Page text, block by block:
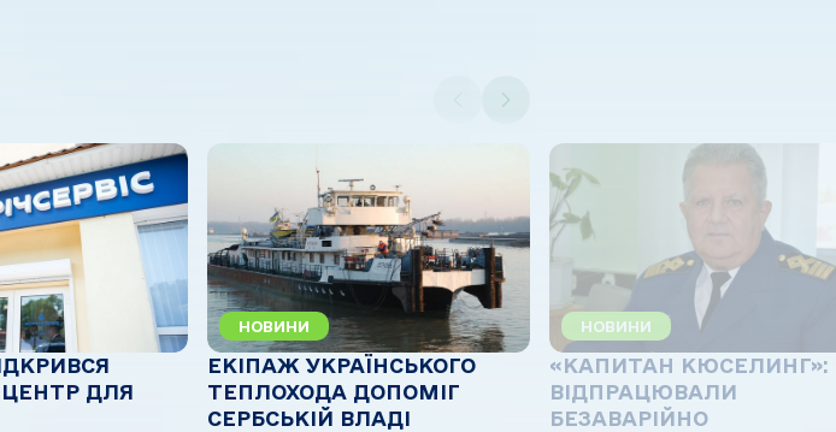
ЦЕНТР ДЛЯ
НОВИНИ
ЕКІПАЖ УКРАЇНСЬКОГО
ТЕПЛОХОДА ДОПОМІГ
СЕРБСЬКІЙ ВЛАДІ
НОВИНИ
«КАПИТАН КЮСЕЛИНГ»:
ВІДПРАЦЮВАЛИ
БЕЗАВАРІЙНО